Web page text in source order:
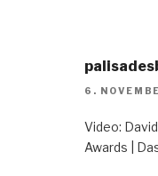
6.
Video:
Awards |